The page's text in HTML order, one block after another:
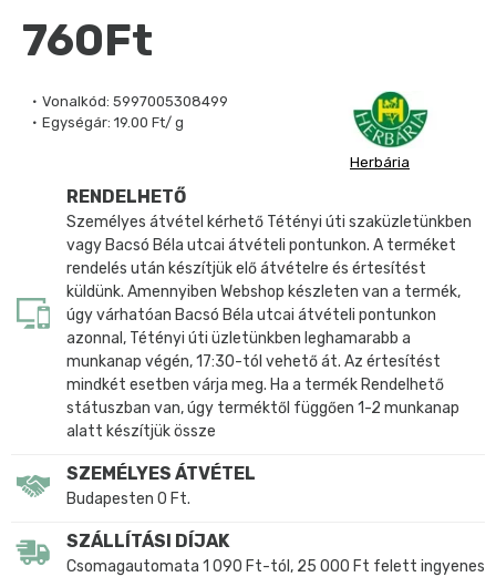
Vonalkód: 5997005308499
Egységár: 19.00 Ft/ g
Herbária
760Ft
RENDELHETŐ
Személyes átvétel kérhető Tétényi úti szaküzletünkben
vagy Bacsó Béla utcai átvételi pontunkon. A terméket
rendelés után készítjük elő átvételre és értesítést
küldünk. Amennyiben Webshop készleten van a termék,
úgy várhatóan Bacsó Béla utcai átvételi pontunkon
azonnal, Tétényi úti üzletünkben leghamarabb a
munkanap végén, 17:30-tól vehető át. Az értesítést
mindkét esetben várja meg. Ha a termék Rendelhető
státuszban van, úgy terméktől függően 1-2 munkanap
alatt készítjük össze
SZEMÉLYES ÁTVÉTEL
Budapesten 0 Ft.
SZÁLLÍTÁSI DÍJAK
Csomagautomata 1 090 Ft-tól, 25 000 Ft felett ingyenes